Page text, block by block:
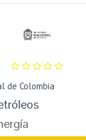
de Colombia